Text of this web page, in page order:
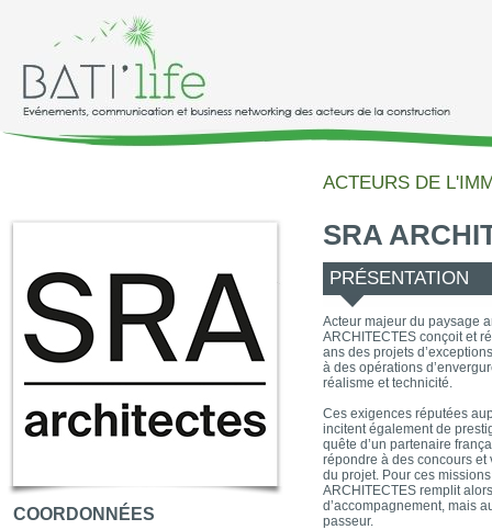
ACTEURS DE
COORDONNÉES
SRA
PRÉSENTATION
Acteur majeur du paysage
ARCHITECTES conçoit et
ans des projets
à des opérations
réalisme et technicité.
Ces exigences réputées
incitent également de
quête d’un partenaire
répondre à des concours
du projet. Pour ces
ARCHITECTES remplit
d’accompagnement, mais
passeur.